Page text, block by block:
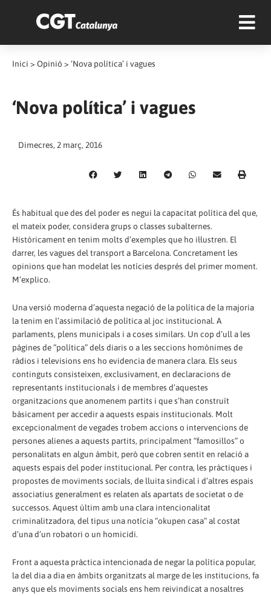
Inici > Opinió > ‘Nova política’ i vagues
‘Nova política’ i vagues
Dimecres, 2 març, 2016
És habitual que des del poder es negui la capacitat política del que,
el mateix poder, considera grups o classes subalternes.
Històricament en tenim molts d’exemples que ho il·lustren. El
darrer, les vagues del transport a Barcelona. Concretament les
opinions que han modelat les notícies després del primer moment.
M’explico.
Una versió moderna d’aquesta negació de la política de la majoria
la tenim en l’assimilació de política al joc institucional. A
parlaments, plens municipals i a coses similars. Un cop d’ull a les
pàgines de “política” dels diaris o a les seccions homònimes de
ràdios i televisions ens ho evidencia de manera clara. Els seus
continguts consisteixen, exclusivament, en declaracions de
representants institucionals i de membres d’aquestes
organitzacions que anomenem partits i que s’han construït
bàsicament per accedir a aquests espais institucionals. Molt
excepcionalment de vegades trobem accions o intervencions de
persones alienes a aquests partits, principalment “famosillos” o
personalitats en algun àmbit, però que cobren sentit en relació a
aquests espais del poder institucional. Per contra, les pràctiques i
propostes de moviments socials, de lluita sindical i d’altres espais
associatius generalment es relaten als apartats de societat o de
successos. Aquest últim amb una clara intencionalitat
criminalitzadora, del tipus una notícia “okupen casa” al costat
d’una d’un robatori o un homicidi.
Front a aquesta pràctica intencionada de negar la política popular,
la del dia a dia en àmbits organitzats al marge de les institucions, fa
anys que els moviments socials ens hem reivindicat a nosaltres